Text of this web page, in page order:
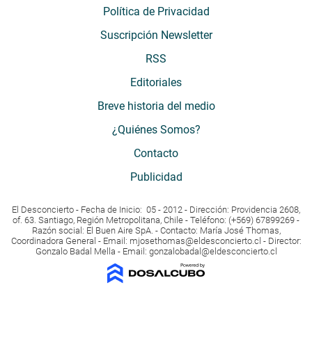
Política de Privacidad
Suscripción Newsletter
RSS
Editoriales
Breve historia del medio
¿Quiénes Somos?
Contacto
Publicidad
El Desconcierto - Fecha de Inicio: 05 - 2012 - Dirección: Providencia 2608,
of. 63. Santiago, Región Metropolitana, Chile - Teléfono: (+569) 67899269 -
Razón social: El Buen Aire SpA. - Contacto: María José Thomas,
Coordinadora General - Email: mjosethomas@eldesconcierto.cl - Director:
Gonzalo Badal Mella - Email: gonzalobadal@eldesconcierto.cl